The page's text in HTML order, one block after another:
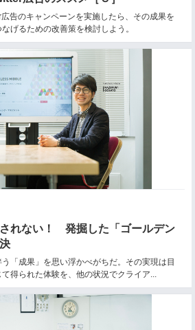
告のキャンペーンを実施したら、その成果を
げるための改善策を検討しよう。
れない！ 発掘した「ゴールデン
「成果」を思い浮かべがちだ。その実現は目
得られた体験を、他の状況でクライア...